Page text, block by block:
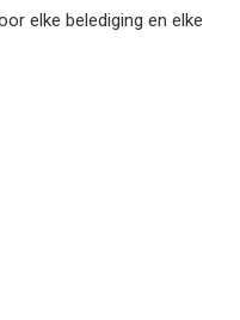
elke belediging en elke